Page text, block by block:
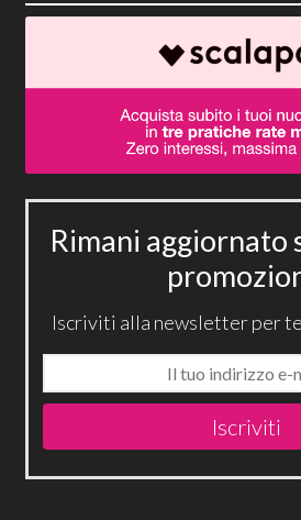
Rimani aggiornato
Iscriviti alla newsletter per
Iscriviti